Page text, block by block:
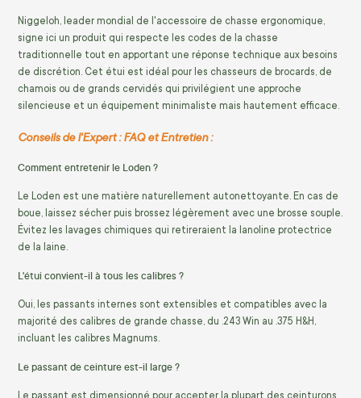
Niggeloh, leader mondial de l'accessoire de chasse ergonomique,
signe ici un produit qui respecte les codes de la chasse
traditionnelle tout en apportant une réponse technique aux besoins
de discrétion. Cet étui est idéal pour les chasseurs de brocards, de
chamois ou de grands cervidés qui privilégient une approche
silencieuse et un équipement minimaliste mais hautement efficace.
Conseils de l'Expert : FAQ et Entretien :
Comment entretenir le Loden ?
Le Loden est une matière naturellement autonettoyante. En cas de
boue, laissez sécher puis brossez légèrement avec une brosse souple.
Évitez les lavages chimiques qui retireraient la lanoline protectrice
de la laine.
L'étui convient-il à tous les calibres ?
Oui, les passants internes sont extensibles et compatibles avec la
majorité des calibres de grande chasse, du .243 Win au .375 H&H,
incluant les calibres Magnums.
Le passant de ceinture est-il large ?
Le passant est dimensionné pour accepter la plupart des ceinturons